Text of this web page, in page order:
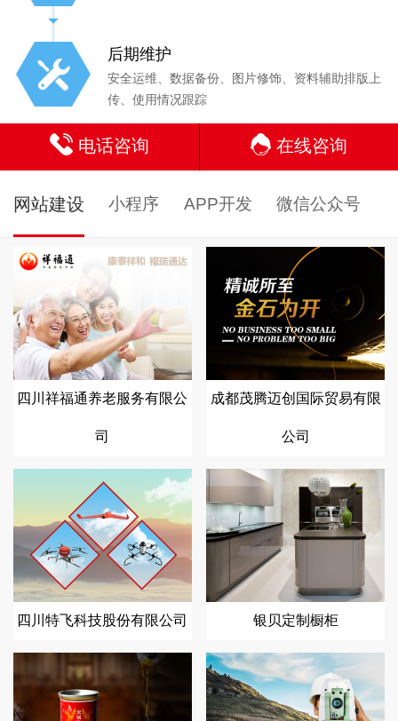
后期维护
安全运维、数据备份、图片修饰、资料辅助排版上
传、使用情况跟踪
电话咨询 在线咨询
网站建设 小程序 APP开发 微信公众号
四川祥福通养老服务有限公
司
成都茂腾迈创国际贸易有限
公司
四川特飞科技股份有限公司 银贝定制橱柜